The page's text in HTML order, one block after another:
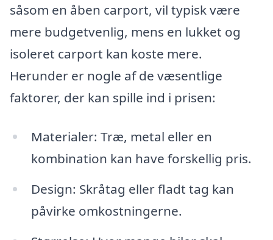
såsom en åben carport, vil typisk være
mere budgetvenlig, mens en lukket og
isoleret carport kan koste mere.
Herunder er nogle af de væsentlige
faktorer, der kan spille ind i prisen:
Materialer: Træ, metal eller en
kombination kan have forskellig pris.
Design: Skråtag eller fladt tag kan
påvirke omkostningerne.